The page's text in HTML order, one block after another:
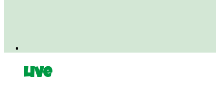
Live